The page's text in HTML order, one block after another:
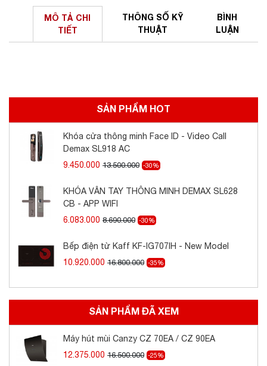
MÔ TẢ CHI
TIẾT
THÔNG SỐ KỸ
THUẬT
BÌNH
LUẬN
SẢN PHẨM HOT
Khóa cửa thông minh Face ID - Video Call
Demax SL918 AC
9.450.000 13.500.000 -30%
KHÓA VÂN TAY THÔNG MINH DEMAX SL628
CB - APP WIFI
6.083.000 8.690.000 -30%
Bếp điện từ Kaff KF-IG707IH - New Model
10.920.000 16.800.000 -35%
SẢN PHẨM ĐÃ XEM
Máy hút mùi Canzy CZ 70EA / CZ 90EA
12.375.000 16.500.000 -25%